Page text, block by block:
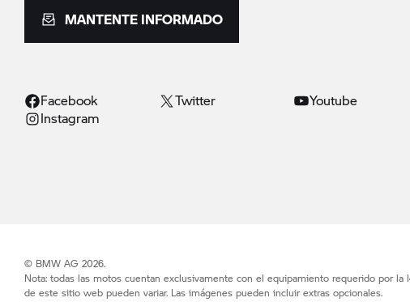
MANTENTE INFORMADO
Facebook Twitter
Youtube
Instagram
© BMW AG 2026.
Nota: todas las motos cuentan exclusivamente con el equipamiento requerido por
de este sitio web pueden variar. Las imágenes pueden incluir extras opcionales.